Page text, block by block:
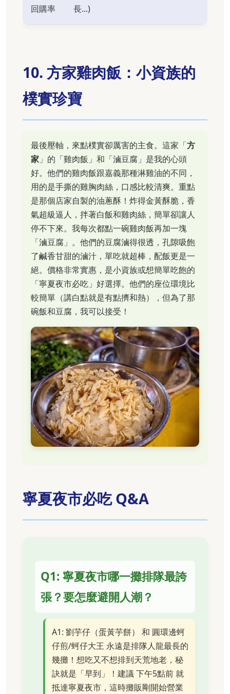
回購率
長...)
10. 方家雞肉飯：小資族的
樸實珍寶
最後壓軸，來點樸實卻厲害的主食。這家「方
家 」的「雞肉飯」和「滷豆腐」是我的心頭
好。他們的雞肉飯跟嘉義那種淋雞油的不同，
用的是手撕的雞胸肉絲，口感比較清爽。重點
是那個店家自製的油蔥酥！炸得金黃酥脆，香
氣超級逼人，拌著白飯和雞肉絲，簡單卻讓人
停不下來。我每次都點一碗雞肉飯再加一塊
「滷豆腐」。他們的豆腐滷得很透，孔隙吸飽
了鹹香甘甜的滷汁，單吃就超棒，配飯更是一
絕。價格非常實惠，是小資族或想簡單吃飽的
「寧夏夜市必吃」好選擇。他們的座位環境比
較簡單（講白點就是有點擠和熱），但為了那
碗飯和豆腐，我可以接受！
寧夏夜市必吃 Q&A
Q1: 寧夏夜市哪一攤排隊最誇
張？要怎麼避開人潮？
A1: 劉芋仔（蛋黃芋餅） 和 圓環邊蚵
仔煎/蚵仔大王 永遠是排隊人龍最長的
幾攤！想吃又不想排到天荒地老，秘
訣就是「早到」！建議 下午5點前 就
抵達寧夏夜市，這時攤販剛開始營業